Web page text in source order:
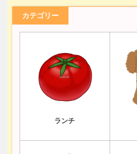
カテゴリー
ランチ